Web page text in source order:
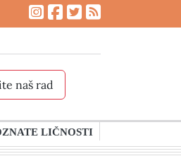
naš rad
LIČNOSTI